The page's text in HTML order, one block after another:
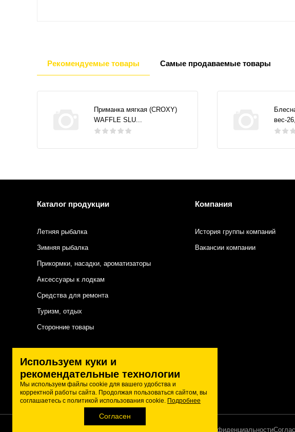
Рекомендуемые товары Самые продаваемые товары
Приманка мягкая (CROXY)
WAFFLE SLU...
вес-
Каталог продукции
Летняя рыбалка
Зимняя рыбалка
Прикормки, насадки, ароматизаторы
Аксессуары к лодкам
Средства для ремонта
Туризм, отдых
Сторонние товары
Компания
История группы компаний
Вакансии компании
Политика конфиденциальности
Используем куки и
рекомендательные технологии
Мы используем файлы cookie для вашего удобства и
корректной работы сайта. Продолжая пользоваться сайтом, вы
соглашаетесь с политикой использования cookie. Подробнее
Согласен